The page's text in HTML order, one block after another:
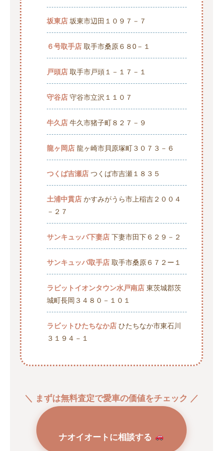
坂東店 坂東市辺田１０９７－７
６号取手店 取手市桑原６８0－１
戸頭店 取手市戸頭１－１７－１
守谷店 守谷市立沢１１０７
牛久店 牛久市猪子町８２７－９
龍ヶ岡店 龍ヶ崎市貝原塚町３０７３－６
つくば吉瀬店 つくば市吉瀬１８３５
土浦中貫店 かすみがうら市上稲吉２００４
－２７
サンキュッパ下妻店 下妻市田下６２９－２
サンキュッパ取手店 取手市桑原６７２ー１
ラビットイオンタウン水戸南店 東茨城郡茨
城町長岡３４８０－１０１
ラビットひたちなか店 ひたちなか市東石川
３１９４－１
＼ まずは無料査定で愛車の価値をチェック ／
ナオイオートに相談する